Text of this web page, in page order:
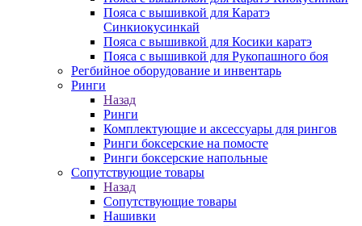
Пояса с вышивкой для Каратэ
Синкиокусинкай
Пояса с вышивкой для Косики каратэ
Пояса с вышивкой для Рукопашного боя
Регбийное оборудование и инвентарь
Ринги
Назад
Ринги
Комплектующие и аксессуары для рингов
Ринги боксерские на помосте
Ринги боксерские напольные
Сопутствующие товары
Назад
Сопутствующие товары
Нашивки